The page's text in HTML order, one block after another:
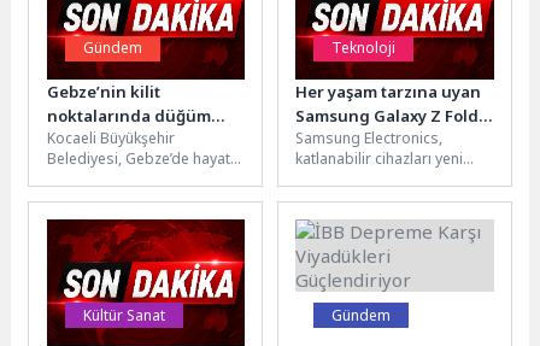
Gündem
Gebze’nin kilit
noktalarında düğüm
çözüldü
Kocaeli Büyükşehir
Belediyesi, Gebze’de hayata
yatırımlarıyla ilçede trafik
akışını önemli ölçüde
rahatlattı. Son...
Teknoloji
Her yaşam tarzına uyan
Samsung Galaxy Z Fold8
Ultra, Fold8 ve Flip8 ile
tanışın
Samsung Electronics,
katlanabilir cihazları yeni
tasarlanan ve şimdiye kadar
sunulan en gelişmiş...
Kültür Sanat Gündem